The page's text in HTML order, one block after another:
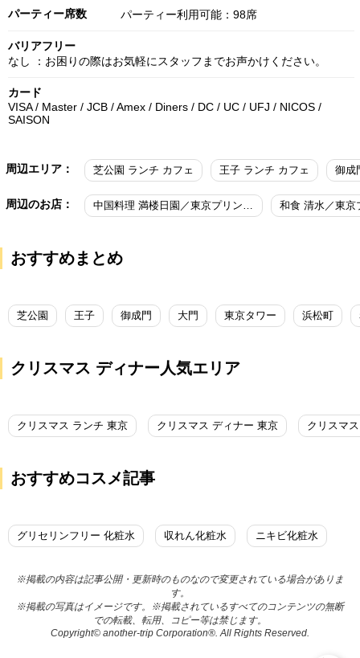
パーティー席数 パーティー利用可能：98席
バリアフリー
なし ：お困りの際はお気軽にスタッフまでお声かけください。
カード
VISA / Master / JCB / Amex / Diners / DC / UC / UFJ / NICOS /
SAISON
周辺エリア： 芝公園 ランチ カフェ 王子 ランチ カフェ 御成
周辺のお店： 中国料理 満楼日園／東京プリンスホテル 和食 清水／東京
おすすめまとめ
芝公園 王子 御成門 大門 東京タワー 浜松町
クリスマス ディナー人気エリア
クリスマス ランチ 東京 クリスマス ディナー 東京 クリスマ
おすすめコスメ記事
グリセリンフリー 化粧水 収れん化粧水 ニキビ化粧水
※掲載の内容は記事公開・更新時のものなので変更されている場合がありま
す。
※掲載の写真はイメージです。※掲載されているすべてのコンテンツの無断
での転載、転用、コピー等は禁じます。
Copyright© another-trip Corporation®. All Rights Reserved.